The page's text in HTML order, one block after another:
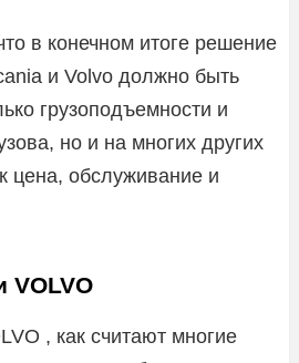
в конечном итоге решение
и Volvo должно быть
грузоподъемности и
но и на многих других
цена, обслуживание и
VOLVO
, как считают многие